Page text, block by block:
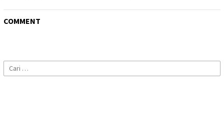
COMMENT
Cari
untuk: